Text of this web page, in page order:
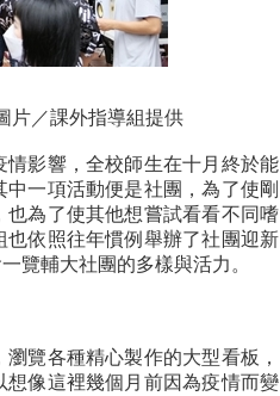
片／課外指導組提供
情影響，全校師生在十月終於能
一項活動便是社團，為了使剛
為了使其他想嘗試看看不同嗜
依照往年慣例舉辦了社團迎新
覽輔大社團的多樣與活力。
覽各種精心製作的大型看板，
像這裡幾個月前因為疫情而變